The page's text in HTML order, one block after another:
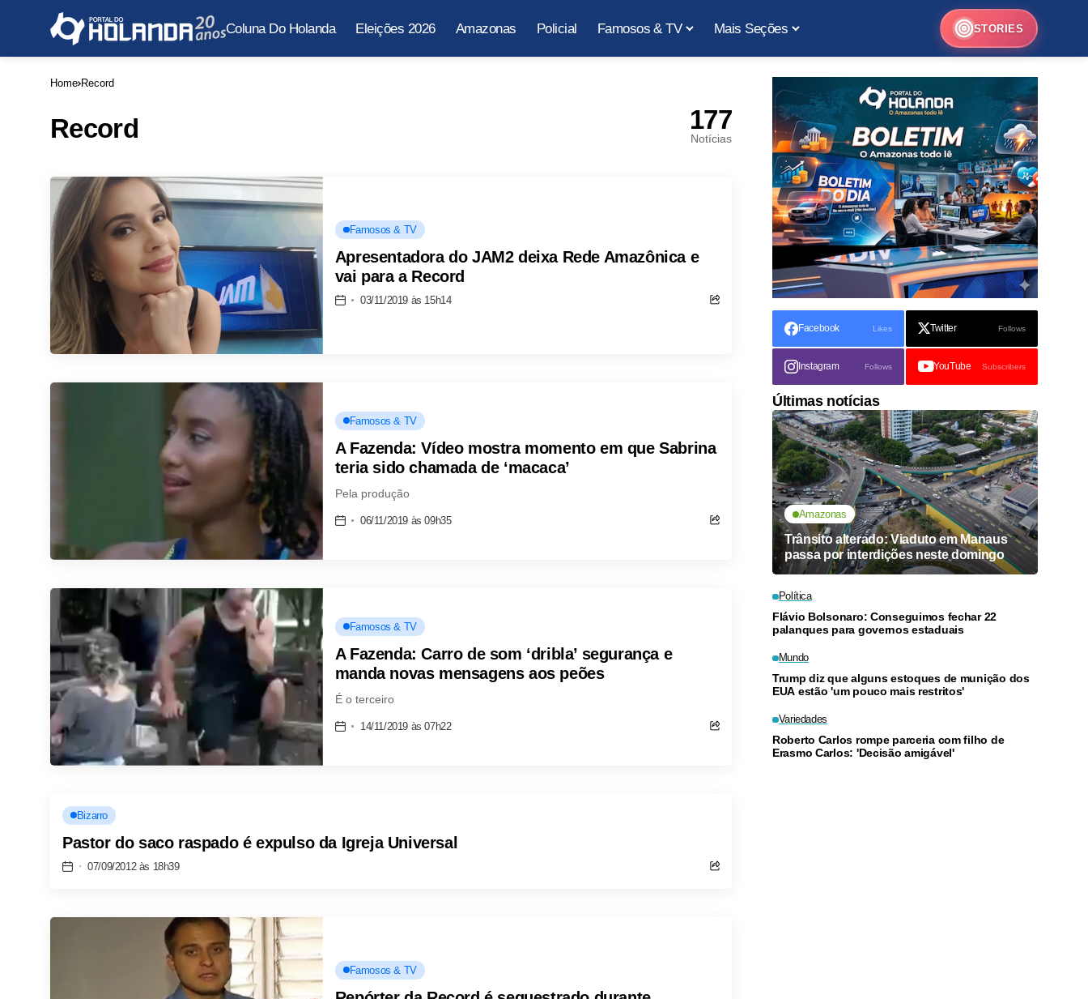
Coluna Do Holanda Eleições 2026 Amazonas Policial Famosos & TV Mais Seções STORIES
Home Record
Record 177
Notícias
Famosos & TV
Apresentadora do JAM2 deixa Rede Amazônica e
vai para a Record
03/11/2019 às 15h14
Famosos & TV
A Fazenda: Vídeo mostra momento em que Sabrina
teria sido chamada de ‘macaca’
Pela produção
06/11/2019 às 09h35
Famosos & TV
A Fazenda: Carro de som ‘dribla’ segurança e
manda novas mensagens aos peões
É o terceiro
14/11/2019 às 07h22
Bizarro
Pastor do saco raspado é expulso da Igreja Universal
07/09/2012 às 18h39
Famosos & TV
Facebook Likes Twitter Follows
Instagram Follows YouTube Subscribers
Últimas notícias
Amazonas
Trânsito alterado: Viaduto em Manaus
passa por interdições neste domingo
Política
Flávio Bolsonaro: Conseguimos fechar 22
palanques para governos estaduais
Mundo
Trump diz que alguns estoques de munição dos
EUA estão 'um pouco mais restritos'
Variedades
Roberto Carlos rompe parceria com filho de
Erasmo Carlos: 'Decisão amigável'